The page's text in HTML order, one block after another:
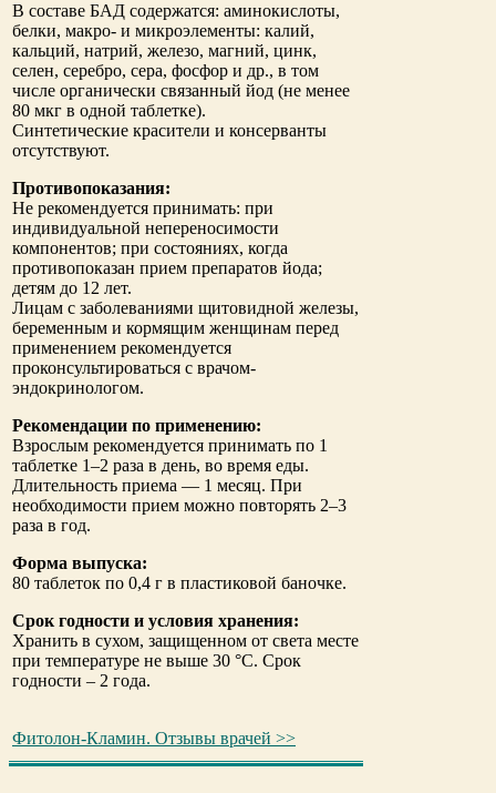
В составе БАД содержатся: аминокислоты,
белки, макро- и микроэлементы: калий,
кальций, натрий, железо, магний, цинк,
селен, серебро, сера, фосфор и др., в том
числе органически связанный йод (не менее
80 мкг в одной таблетке).
Синтетические красители и консерванты
отсутствуют.
Противопоказания:
Не рекомендуется принимать: при
индивидуальной непереносимости
компонентов; при состояниях, когда
противопоказан прием препаратов йода;
детям до 12 лет.
Лицам с заболеваниями щитовидной железы,
беременным и кормящим женщинам перед
применением рекомендуется
проконсультироваться с врачом-
эндокринологом.
Рекомендации по применению:
Взрослым рекомендуется принимать по 1
таблетке 1–2 раза в день, во время еды.
Длительность приема — 1 месяц. При
необходимости прием можно повторять 2–3
раза в год.
Форма выпуска:
80 таблеток по 0,4 г в пластиковой баночке.
Срок годности и условия хранения:
Хранить в сухом, защищенном от света месте
при температуре не выше 30 °С. Срок
годности – 2 года.
Фитолон-Кламин. Отзывы врачей >>